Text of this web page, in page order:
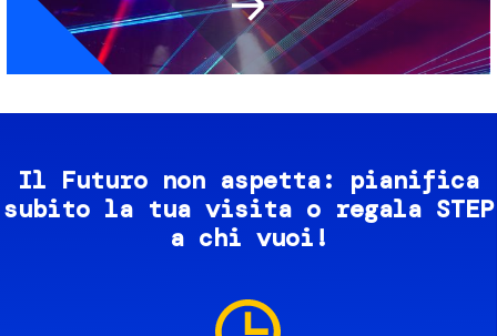
Il Futuro non aspetta: pianifica
subito la tua visita o regala STEP
a chi vuoi!